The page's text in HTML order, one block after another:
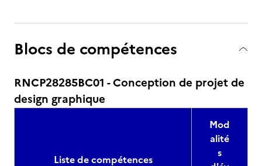
Blocs de compétences
RNCP28285BC01 - Conception de projet de
design graphique
Liste de compétences
Mod
alité
s